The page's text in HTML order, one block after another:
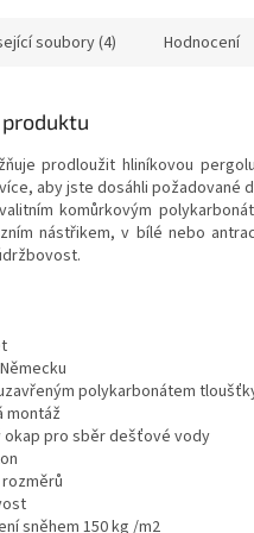
soubory (4) Hodnocení
prodloužit hliníkovou
aby jste dosáhli požadované
komůrkovým
nástřikem, v bílé nebo
polykarbonátem
montáž
okap pro sběr dešťové vody
rozměrů
sněhem 150 kg /m2